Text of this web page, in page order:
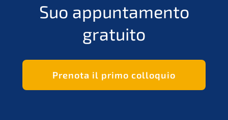
Suo appuntamento
gratuito
Prenota il primo colloquio